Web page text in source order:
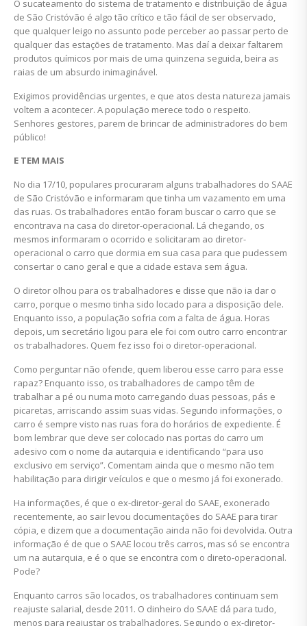
O sucateamento do sistema de tratamento e distribuição de água
de São Cristóvão é algo tão crítico e tão fácil de ser observado,
que qualquer leigo no assunto pode perceber ao passar perto de
qualquer das estações de tratamento. Mas daí a deixar faltarem
produtos químicos por mais de uma quinzena seguida, beira as
raias de um absurdo inimaginável.
Exigimos providências urgentes, e que atos desta natureza jamais
voltem a acontecer. A população merece todo o respeito.
Senhores gestores, parem de brincar de administradores do bem
público!
E TEM MAIS
No dia 17/10, populares procuraram alguns trabalhadores do SAAE
de São Cristóvão e informaram que tinha um vazamento em uma
das ruas. Os trabalhadores então foram buscar o carro que se
encontrava na casa do diretor-operacional. Lá chegando, os
mesmos informaram o ocorrido e solicitaram ao diretor-
operacional o carro que dormia em sua casa para que pudessem
consertar o cano geral e que a cidade estava sem água.
O diretor olhou para os trabalhadores e disse que não ia dar o
carro, porque o mesmo tinha sido locado para a disposição dele.
Enquanto isso, a população sofria com a falta de água. Horas
depois, um secretário ligou para ele foi com outro carro encontrar
os trabalhadores. Quem fez isso foi o diretor-operacional.
Como perguntar não ofende, quem liberou esse carro para esse
rapaz? Enquanto isso, os trabalhadores de campo têm de
trabalhar a pé ou numa moto carregando duas pessoas, pás e
picaretas, arriscando assim suas vidas. Segundo informações, o
carro é sempre visto nas ruas fora do horários de expediente. É
bom lembrar que deve ser colocado nas portas do carro um
adesivo com o nome da autarquia e identificando “para uso
exclusivo em serviço”. Comentam ainda que o mesmo não tem
habilitação para dirigir veículos e que o mesmo já foi exonerado.
Ha informações, é que o ex-diretor-geral do SAAE, exonerado
recentemente, ao sair levou documentações do SAAE para tirar
cópia, e dizem que a documentação ainda não foi devolvida. Outra
informação é de que o SAAE locou três carros, mas só se encontra
um na autarquia, e é o que se encontra com o direto-operacional.
Pode?
Enquanto carros são locados, os trabalhadores continuam sem
reajuste salarial, desde 2011. O dinheiro do SAAE dá para tudo,
menos para reajustar os trabalhadores. Segundo o ex-diretor-